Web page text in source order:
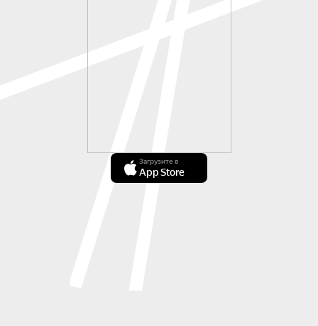
Загрузите в
App Store